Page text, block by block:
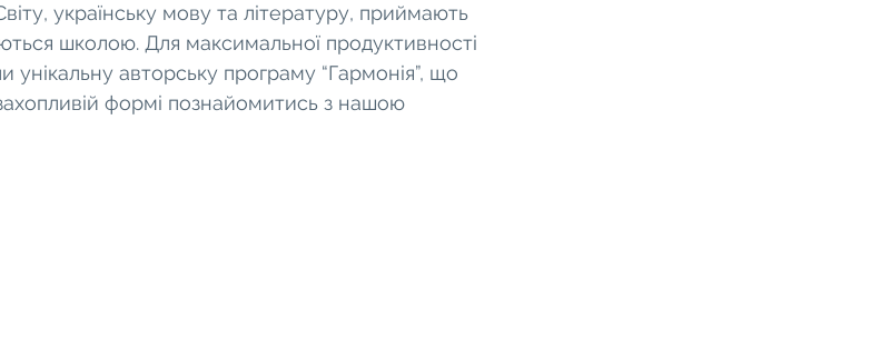
українську мову та літературу, приймають
школою. Для максимальної продуктивності
авторську програму “Гармонія”, що
формі познайомитись з нашою